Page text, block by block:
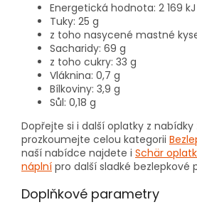
Energetická hodnota: 2 169
Tuky: 25 g
z toho nasycené mastné
Sacharidy: 69 g
z toho cukry: 33 g
Vláknina: 0,7 g
Bílkoviny: 3,9 g
Sůl: 0,18 g
Dopřejte si i další oplatky z nabídky
prozkoumejte celou kategorii
naší nabídce najdete i Schär
náplní pro další sladké bezlepkové
Doplňkové parametry